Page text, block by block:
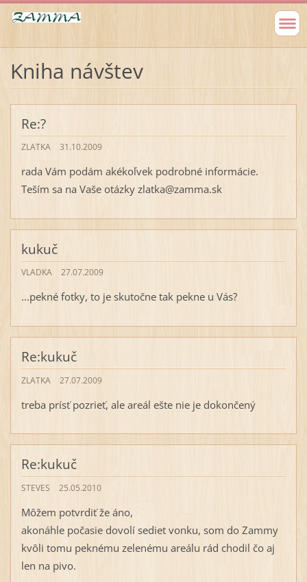
Kniha návštev
Re:?
ZLATKA 31.10.2009
rada Vám podám akékoľvek podrobné informácie.
Teším sa na Vaše otázky zlatka@zamma.sk
kukuč
VLADKA 27.07.2009
...pekné fotky, to je skutočne tak pekne u Vás?
Re:kukuč
ZLATKA 27.07.2009
treba prísť pozrieť, ale areál ešte nie je dokončený
Re:kukuč
STEVES 25.05.2010
Môžem potvrdiť že áno,
akonáhle počasie dovolí sediet vonku, som do Zammy
kvôli tomu peknému zelenému areálu rád chodil čo aj
len na pivo.